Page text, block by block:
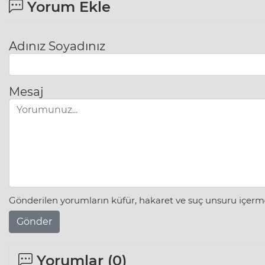
Yorum Ekle
Adınız Soyadınız
Mesaj
Gönderilen yorumların küfür, hakaret ve suç unsuru
Gönder
Yorumlar (0)